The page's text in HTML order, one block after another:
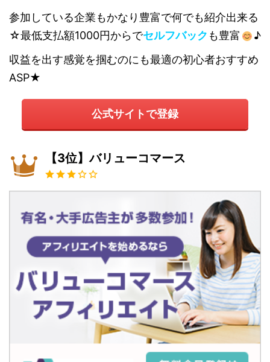
参加している企業もかなり豊富で何でも紹介出来る
☆最低支払額1000円からでセルフバック も豊富
♪
収益を出す感覚を掴むのにも最適の初心者おすすめ
ASP★
公式サイトで登録
【3位】バリューコマース